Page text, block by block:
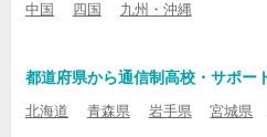
中国 四国 九州・沖縄
都道府県から通信制高校・サポー
北海道 青森県 岩手県 宮城県